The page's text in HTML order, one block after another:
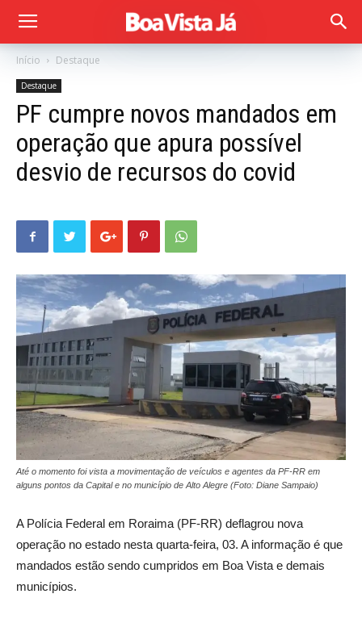
Início Destaque
Destaque
PF cumpre novos mandados em
operação que apura possível
desvio de recursos do covid
Até o momento foi vista a movimentação de veículos e agentes da PF-RR em
alguns pontos da Capital e no município de Alto Alegre (Foto: Diane Sampaio)
A Polícia Federal em Roraima (PF-RR) deflagrou nova
operação no estado nesta quarta-feira, 03. A informação é que
mandados estão sendo cumpridos em Boa Vista e demais
municípios.